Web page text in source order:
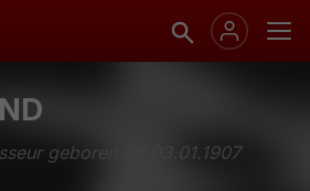
geboren op 03.01.1907